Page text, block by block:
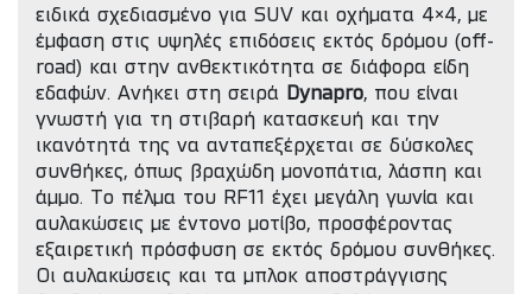
ειδικά σχεδιασμένο για SUV και οχήματα 4×4, με
έμφαση στις υψηλές επιδόσεις εκτός δρόμου (off-
road) και στην ανθεκτικότητα σε διάφορα είδη
εδαφών. Ανήκει στη σειρά
Dynapro, που είναι
γνωστή για τη στιβαρή κατασκευή και την
ικανότητά της να ανταπεξέρχεται σε δύσκολες
συνθήκες, όπως βραχώδη μονοπάτια, λάσπη και
άμμο. Το πέλμα του RF11 έχει μεγάλη γωνία και
αυλακώσεις με έντονο μοτίβο, προσφέροντας
εξαιρετική πρόσφυση σε εκτός δρόμου συνθήκες.
Οι αυλακώσεις και τα μπλοκ αποστράγγισης